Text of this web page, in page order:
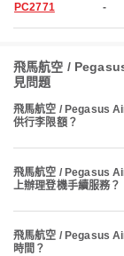
PC2771 -
飛馬航空 /
見問題
飛馬航空 / Pegasus
供行李限額？
飛馬航空 / Pegasus
上辦理登機手續服務？
飛馬航空 / Pegasus
時間？